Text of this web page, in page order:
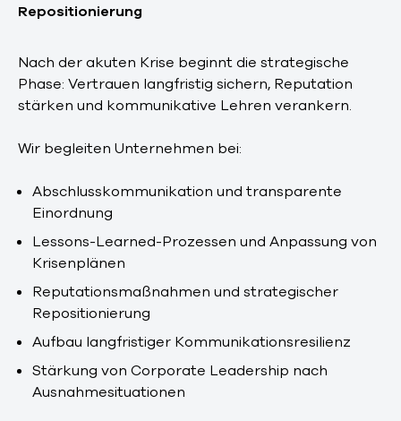
Repositionierung
Nach der akuten Krise beginnt die strategische
Phase: Vertrauen langfristig sichern, Reputation
stärken und kommunikative Lehren verankern.
Wir begleiten Unternehmen bei:
Abschlusskommunikation und transparente
Einordnung
Lessons-Learned-Prozessen und Anpassung von
Krisenplänen
Reputationsmaßnahmen und strategischer
Repositionierung
Aufbau langfristiger Kommunikationsresilienz
Stärkung von Corporate Leadership nach
Ausnahmesituationen